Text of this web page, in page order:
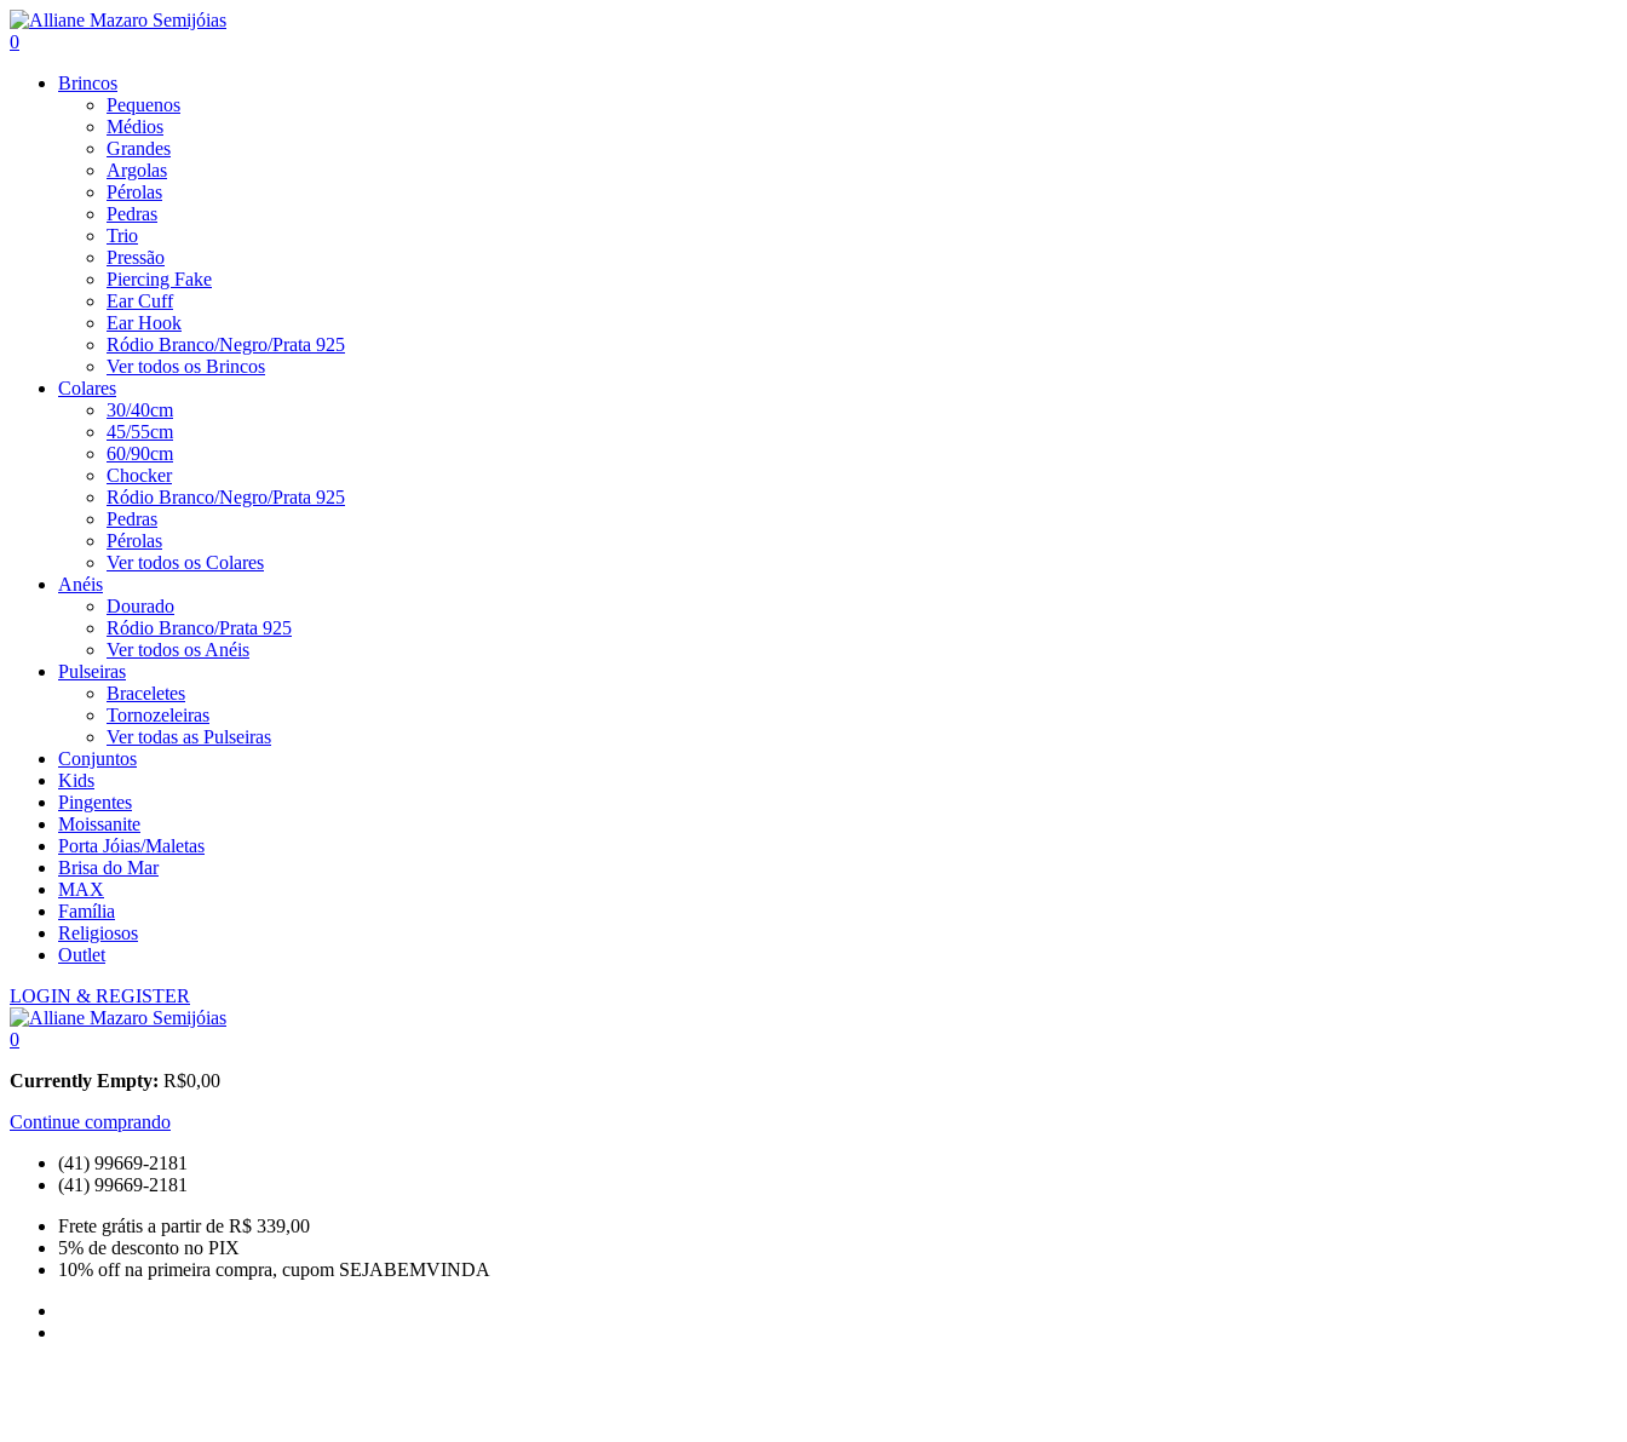
0
Brincos
Pequenos
Médios
Grandes
Argolas
Pérolas
Pedras
Trio
Pressão
Piercing Fake
Ear Cuff
Ear Hook
Ródio Branco/Negro/Prata 925
Ver todos os Brincos
Colares
30/40cm
45/55cm
60/90cm
Chocker
Ródio Branco/Negro/Prata 925
Pedras
Pérolas
Ver todos os Colares
Anéis
Dourado
Ródio Branco/Prata 925
Ver todos os Anéis
Pulseiras
Braceletes
Tornozeleiras
Ver todas as Pulseiras
Conjuntos
Kids
Pingentes
Moissanite
Porta Jóias/Maletas
Brisa do Mar
MAX
Família
Religiosos
Outlet
LOGIN & REGISTER
0
Currently Empty: R$0,00
Continue comprando
(41) 99669-2181
(41) 99669-2181
Frete grátis a partir de R$ 339,00
5% de desconto no PIX
10% off na primeira compra, cupom SEJABEMVINDA